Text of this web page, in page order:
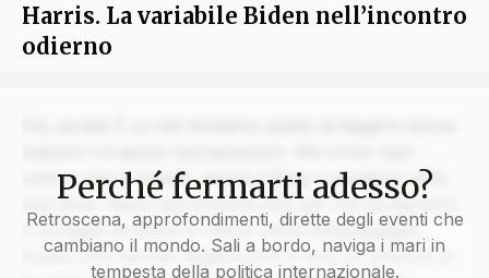
Harris. La variabile Biden nell’incontro
odierno
veliero che si rispetti, anche il Blog custodisce nelle
sue stive i tesori più preziosi solo per chi ha davvero
il coraggio di issare le vele e unirsi all’equipaggio.
Quello che stai per leggere non è solo un articolo: è
Perché fermarti adesso?
Retroscena, approfondimenti, dirette degli eventi che
cambiano il mondo. Sali a bordo, naviga i mari in
tempesta della politica internazionale.